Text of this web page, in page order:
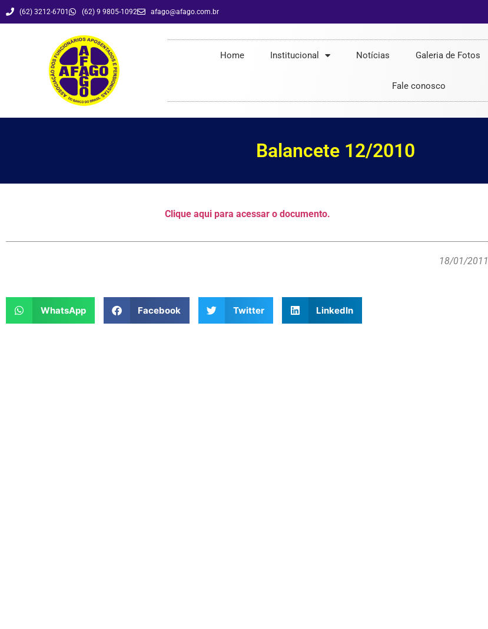
(62) 3212-6701 (62) 9 9805-1092 afago@afago.com.br
Home Institucional Notícias Galeria de Fotos
Fale conosco
Balancete 12/2010
Clique aqui para acessar o documento.
18/01/2011
WhatsApp Facebook Twitter LinkedIn